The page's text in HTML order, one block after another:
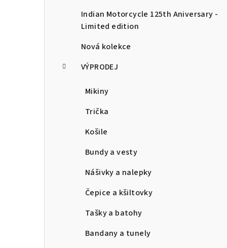
Indian Motorcycle 125th Aniversary -
Limited edition
Nová kolekce
VÝPRODEJ
Mikiny
Trička
Košile
Bundy a vesty
Nášivky a nalepky
Čepice a kšiltovky
Tašky a batohy
Bandany a tunely